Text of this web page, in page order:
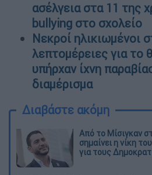
ασέλγεια στα 11 της
bullying στο σχολείο
Νεκροί ηλικιωμένοι
λεπτομέρειες για το
υπήρχαν ίχνη
διαμέρισμα
Διαβάστε ακόμη
Από το Μίσιγκαν
σημαίνει η νίκη
για τους